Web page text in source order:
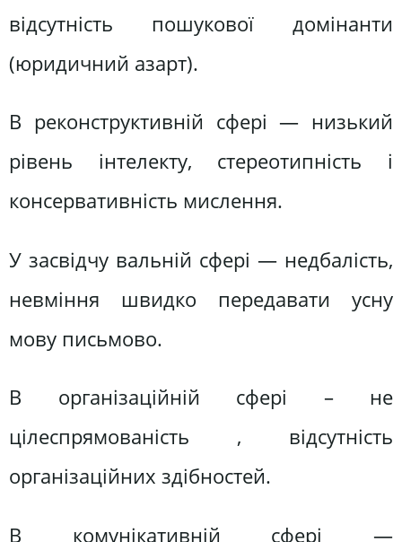
відсутність пошукової домінанти
(юридичний азарт).
В реконструктивній сфері — низький
рівень інтелекту, стереотипність і
консервативність мислення.
У засвідчу вальній сфері — недбалість,
невміння швидко передавати усну
мову письмово.
В організаційній сфері – не
цілеспрямованість , відсутність
організаційних здібностей.
В комунікативній сфері —